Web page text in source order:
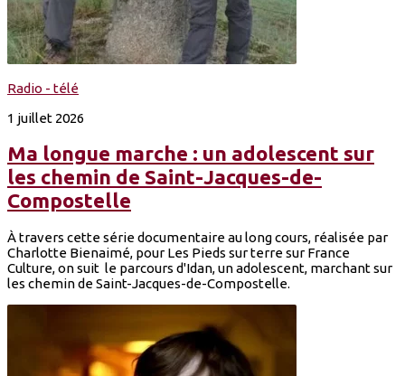
Radio - télé
1 juillet 2026
Ma longue marche : un adolescent sur
les chemin de Saint-Jacques-de-
Compostelle
À travers cette série documentaire au long cours, réalisée par
Charlotte Bienaimé, pour Les Pieds sur terre sur France
Culture, on suit le parcours d'Idan, un adolescent, marchant sur
les chemin de Saint-Jacques-de-Compostelle.